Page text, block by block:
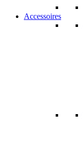
Accessoires